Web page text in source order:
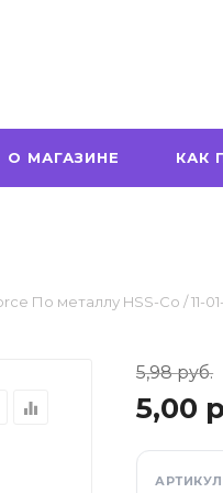
МАГАЗИНЕ КАК
По металлу HSS-Co / 11-
equalizer
5,98руб.
5,00